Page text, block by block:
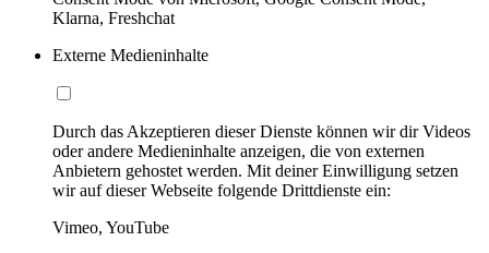
Klarna, Freshchat
Externe Medieninhalte
Durch das Akzeptieren dieser Dienste können wir dir Videos
oder andere Medieninhalte anzeigen, die von externen
Anbietern gehostet werden. Mit deiner Einwilligung setzen
wir auf dieser Webseite folgende Drittdienste ein:
Vimeo, YouTube